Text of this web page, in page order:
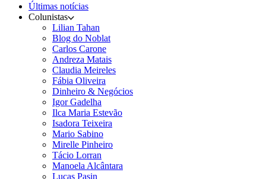
Últimas notícias
Colunistas
Lilian Tahan
Blog do Noblat
Carlos Carone
Andreza Matais
Claudia Meireles
Fábia Oliveira
Dinheiro & Negócios
Igor Gadelha
Ilca Maria Estevão
Isadora Teixeira
Mario Sabino
Mirelle Pinheiro
Tácio Lorran
Manoela Alcântara
Lucas Pasin